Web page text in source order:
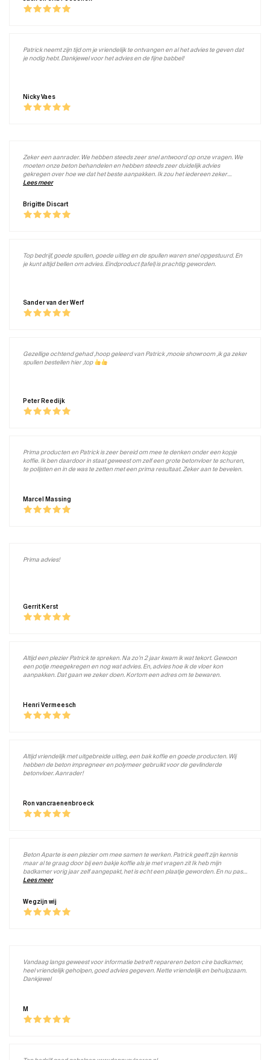
Nicky Vaes
Patrick neemt zijn tijd om je vriendelijk te ontvangen en al het advies te geven dat
je nodig hebt. Dankjewel voor het advies en de fijne babbel!
Brigitte Discart
Zeker een aanrader. We hebben steeds zeer snel antwoord op onze vragen. We
moeten onze beton behandelen en hebben steeds zeer duidelijk advies
gekregen over hoe we dat het beste aanpakken. Ik zou het iedereen zeker
aanbevelen. Top!!
Lees meer
Sander van der Werf
Top bedrijf, goede spullen, goede uitleg en de spullen waren snel opgestuurd. En
je kunt altijd bellen om advies. Eindproduct (tafel) is prachtig geworden.
Peter Reedijk
Gezellige ochtend gehad ,hoop geleerd van Patrick ,mooie showroom ,ik ga zeker
spullen bestellen hier ,top
Marcel Massing
Prima producten en Patrick is zeer bereid om mee te denken onder een kopje
koffie. Ik ben daardoor in staat geweest om zelf een grote betonvloer te schuren,
te polijsten en in de was te zetten met een prima resultaat. Zeker aan te bevelen.
Gerrit Kerst
Prima advies!
Henri Vermeesch
Altijd een plezier Patrick te spreken. Na zo’n 2 jaar kwam ik wat tekort. Gewoon
een potje meegekregen en nog wat advies. En, advies hoe ik de vloer kon
aanpakken. Dat gaan we zeker doen. Kortom een adres om te bewaren.
Ron vancraenenbroeck
Altijd vriendelijk met uitgebreide uitleg, een bak koffie en goede producten. Wij
hebben de beton impregneer en polymeer gebruikt voor de gevlinderde
betonvloer. Aanrader!
Wegzijn wij
Beton Aparte is een plezier om mee samen te werken. Patrick geeft zijn kennis
maar al te graag door bij een bakje koffie als je met vragen zit Ik heb mijn
badkamer vorig jaar zelf aangepakt, het is echt een plaatje geworden. En nu pas
zelf een tafel gemaakt uit mdf en afgewerkt met beton ciré... Echt een zeer leuk en
Lees meer
M
Vandaag langs geweest voor informatie betreft repareren beton cire badkamer,
heel vriendelijk geholpen, goed advies gegeven. Nette vriendelijk en behulpzaam.
Dankjewel